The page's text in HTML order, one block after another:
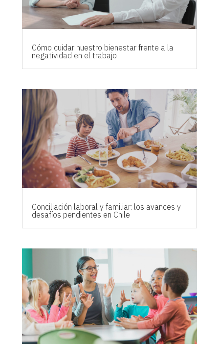
Cómo cuidar nuestro bienestar frente a la
negatividad en el trabajo
Conciliación laboral y familiar: los avances y
desafíos pendientes en Chile